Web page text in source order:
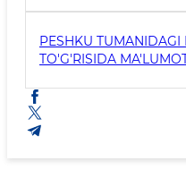
PESHKU
TO'G'RISIDA